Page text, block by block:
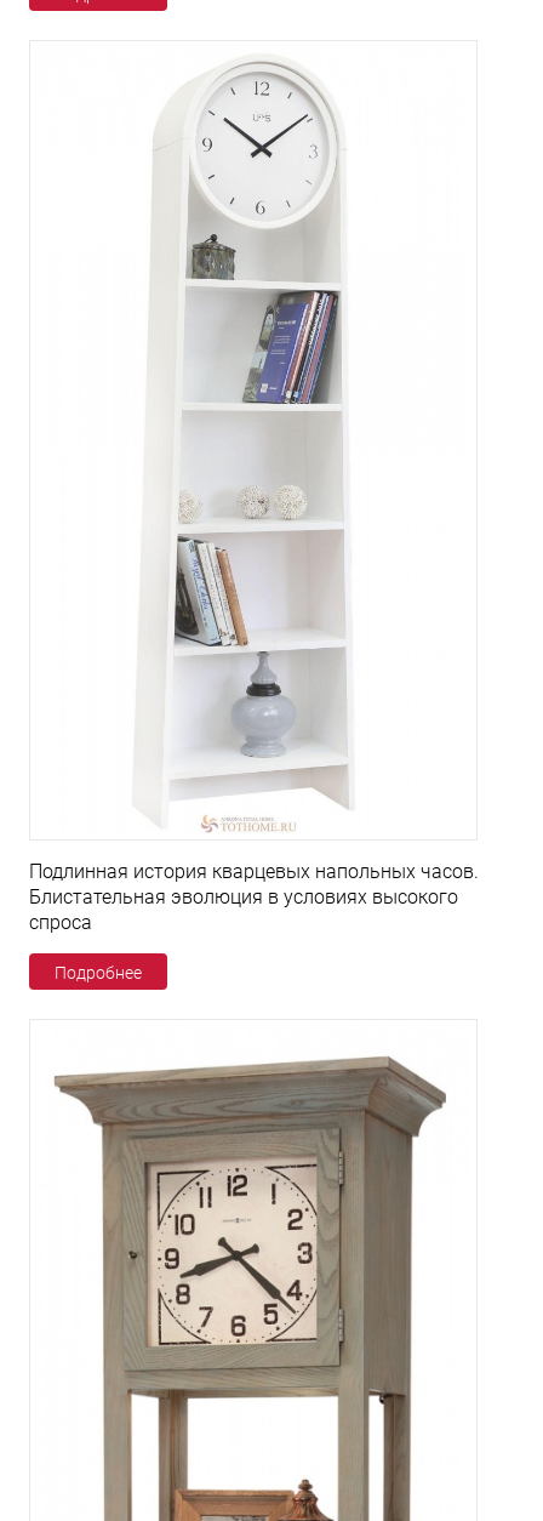
Подлинная история кварцевых напольных часов.
Блистательная эволюция в условиях высокого
спроса
Подробнее